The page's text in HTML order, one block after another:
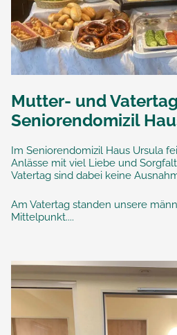
Mutter- und
Seniorendomizil
Im Seniorendomizil Haus Ursula
Anlässe mit viel Liebe und
Vatertag sind dabei keine
Am Vatertag standen unsere
Mittelpunkt....